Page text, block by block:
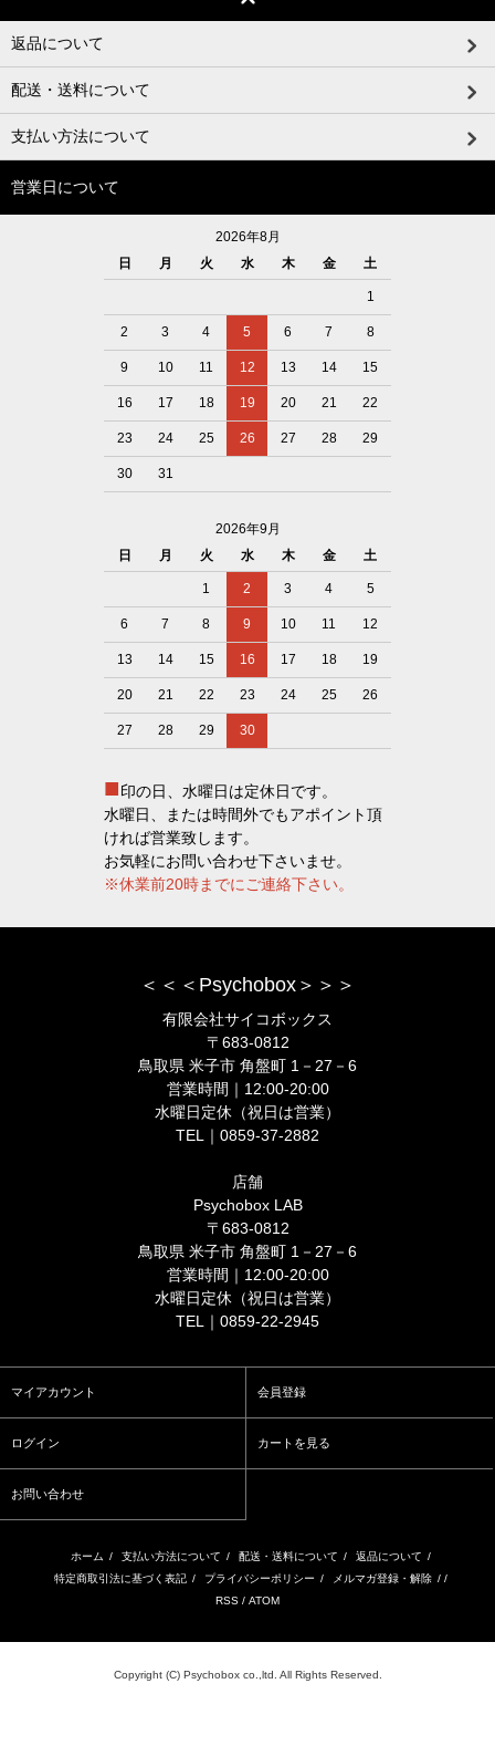
返品について
配送・送料について
支払い方法について
営業日について
2026年8月
日
月 火 水 木 金 土
1
2 3 4 5 6 7 8
9 10 11 12 13 14 15
16 17 18 19 20 21 22
23 24 25 26 27 28 29
30 31
2026年9月
日
月 火 水 木 金 土
1 2 3 4 5
6 7 8 9 10 11 12
13 14 15 16 17 18 19
20 21 22 23 24 25 26
27 28 29 30
■印の日、水曜日は定休日です。
水曜日、または時間外でもアポイント頂
ければ営業致します。
お気軽にお問い合わせ下さいませ。
※休業前20時までにご連絡下さい。
＜＜＜Psychobox＞＞＞
有限会社サイコボックス
〒683-0812
鳥取県 米子市 角盤町 1－27－6
営業時間｜12:00-20:00
水曜日定休（祝日は営業）
TEL｜0859-37-2882
店舗
Psychobox LAB
〒683-0812
鳥取県 米子市 角盤町 1－27－6
営業時間｜12:00-20:00
水曜日定休（祝日は営業）
TEL｜0859-22-2945
マイアカウント 会員登録
ログイン カートを見る
お問い合わせ
ホーム / 支払い方法について / 配送・送料について / 返品について /
特定商取引法に基づく表記 / プライバシーポリシー / メルマガ登録・解除 / /
RSS / ATOM
Copyright (C) Psychobox co.,ltd. All Rights Reserved.